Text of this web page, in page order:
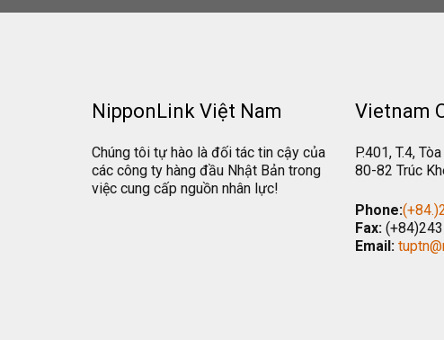
NipponLink Việt Nam
Chúng tôi tự hào là đối tác tin cậy của
các công ty hàng đầu Nhật Bản trong
việc cung cấp nguồn nhân lực!
Vietnam
P.401, T.4,
80-82 Trúc
Phone:
Fax:
Email: